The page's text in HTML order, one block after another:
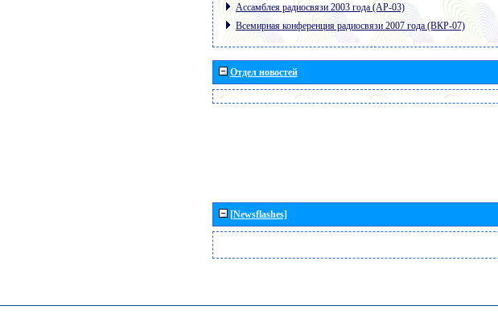
Ассамблея радиосвязи 2003 года (АР-03)
Всемирная конференция радиосвязи 2007 года (ВКР-07)
Отдел новостей
[Newsflashes]